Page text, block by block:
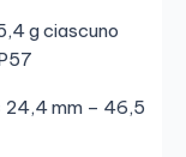
g ciascuno
24,4 mm – 46,5